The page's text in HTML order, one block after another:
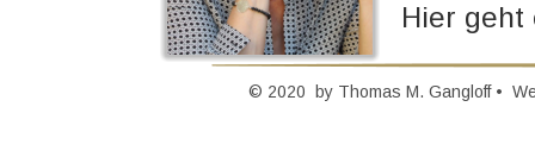
© 2020  by Thomas M. Gangloff •
Hier geht